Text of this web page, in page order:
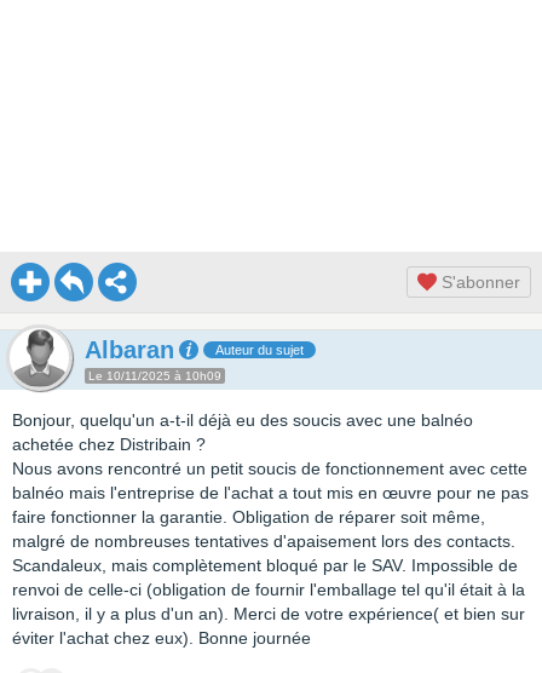
S'abonner
Albaran Auteur du sujet
Le 10/11/2025 à 10h09
Bonjour, quelqu'un a-t-il déjà eu des soucis avec une balnéo
achetée chez Distribain ?
Nous avons rencontré un petit soucis de fonctionnement avec cette
balnéo mais l'entreprise de l'achat a tout mis en œuvre pour ne pas
faire fonctionner la garantie. Obligation de réparer soit même,
malgré de nombreuses tentatives d'apaisement lors des contacts.
Scandaleux, mais complètement bloqué par le SAV. Impossible de
renvoi de celle-ci (obligation de fournir l'emballage tel qu'il était à la
livraison, il y a plus d'un an). Merci de votre expérience( et bien sur
éviter l'achat chez eux). Bonne journée